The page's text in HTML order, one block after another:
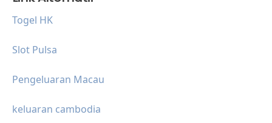
Togel HK
Slot Pulsa
Pengeluaran Macau
keluaran cambodia